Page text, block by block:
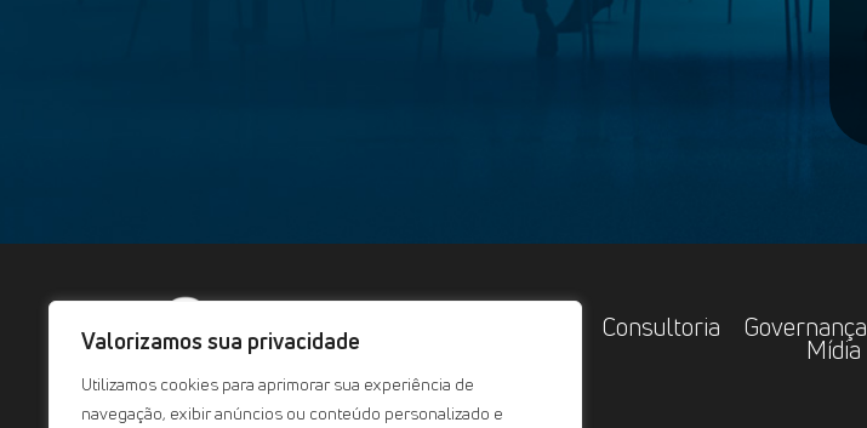
Valorizamos sua privacidade
Utilizamos cookies para aprimorar sua experiência de
navegação, exibir anúncios ou conteúdo personalizado e
Consultoria Governança
Mídia